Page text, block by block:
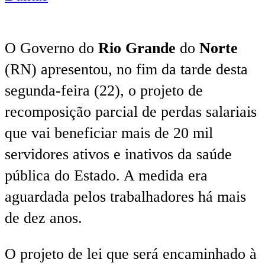
O Governo do Rio Grande do Norte
(RN) apresentou, no fim da tarde desta
segunda-feira (22), o projeto de
recomposição parcial de perdas salariais
que vai beneficiar mais de 20 mil
servidores ativos e inativos da saúde
pública do Estado. A medida era
aguardada pelos trabalhadores há mais
de dez anos.
O projeto de lei que será encaminhado à